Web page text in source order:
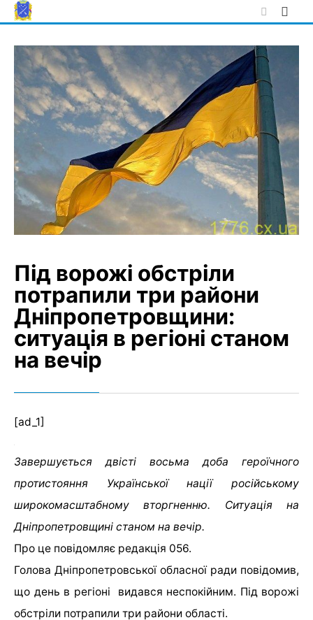
Skip
to
Під ворожі обстріли
потрапили три райони
Дніпропетровщини:
ситуація в регіоні станом
на вечір
[ad_1]
Завершується двісті восьма доба героїчного
протистояння Української нації російському
широкомасштабному вторгненню. Ситуація на
Дніпропетровщині станом на вечір.
Про це повідомляє редакція 056.
Голова Дніпропетровської обласної ради повідомив,
що день в регіоні видався неспокійним. Під ворожі
обстріли потрапили три райони області.